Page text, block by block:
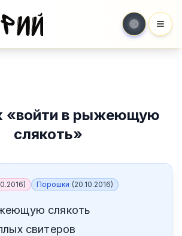
«войти в рыжеющую
слякоть»
) Порошки (20.10.2016)
слякоть
свитеров